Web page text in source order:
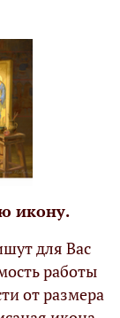
икону.
для Вас
работы
от размера